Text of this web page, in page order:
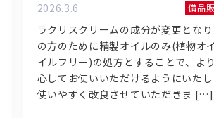
2026.3.6 備品
ラクリスクリームの成分が変更とな
の方のために精製オイルのみ(植物オ
イルフリー)の処方とすることで、よ
心してお使いいただけるようにいた
使いやすく改良させていただきま […]